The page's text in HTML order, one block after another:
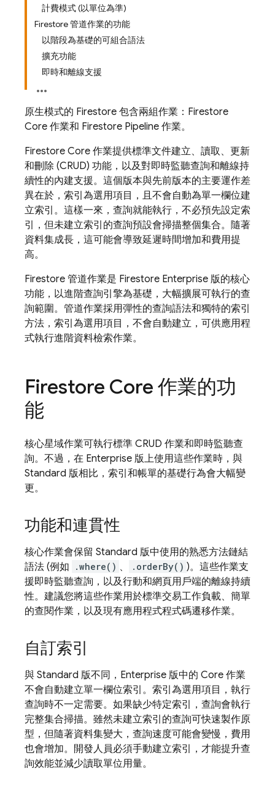
計費模式 (以單位為準)
Firestore 管道作業的功能
以階段為基礎的可組合語法
擴充功能
即時和離線支援
原生模式的 Firestore 包含兩組作業：Firestore
Core 作業和 Firestore Pipeline 作業。
Firestore Core 作業提供標準文件建立、讀取、更新
和刪除 (CRUD) 功能，以及對即時監聽查詢和離線持
續性的內建支援。這個版本與先前版本的主要運作差
異在於，索引為選用項目，且不會自動為單一欄位建
立索引。這樣一來，查詢就能執行，不必預先設定索
引，但未建立索引的查詢預設會掃描整個集合。隨著
資料集成長，這可能會導致延遲時間增加和費用提
高。
Firestore 管道作業是 Firestore Enterprise 版的核心
功能，以進階查詢引擎為基礎，大幅擴展可執行的查
詢範圍。管道作業採用彈性的查詢語法和獨特的索引
方法，索引為選用項目，不會自動建立，可供應用程
式執行進階資料檢索作業。
Firestore Core 作業的功
能
核心星域作業可執行標準 CRUD 作業和即時監聽查
詢。不過，在 Enterprise 版上使用這些作業時，與
Standard 版相比，索引和帳單的基礎行為會大幅變
更。
功能和連貫性
核心作業會保留 Standard 版中使用的熟悉方法鏈結
語法 (例如
.where() 、 .orderBy() )。這些作業支
援即時監聽查詢，以及行動和網頁用戶端的離線持續
性。建議您將這些作業用於標準交易工作負載、簡單
的查閱作業，以及現有應用程式程式碼遷移作業。
自訂索引
與 Standard 版不同，Enterprise 版中的 Core 作業
不會自動建立單一欄位索引。索引為選用項目，執行
查詢時不一定需要。如果缺少特定索引，查詢會執行
完整集合掃描。雖然未建立索引的查詢可快速製作原
型，但隨著資料集變大，查詢速度可能會變慢，費用
也會增加。開發人員必須手動建立索引，才能提升查
詢效能並減少讀取單位用量。